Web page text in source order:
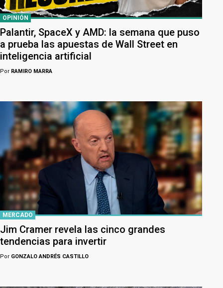
OPINIÓN
Palantir, SpaceX y AMD: la semana que puso
a prueba las apuestas de Wall Street en
inteligencia artificial
Por RAMIRO MARRA
MERCADO
Jim Cramer revela las cinco grandes
tendencias para invertir
Por GONZALO ANDRÉS CASTILLO